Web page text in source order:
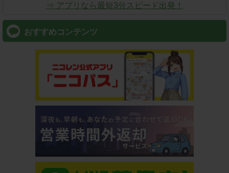
⇒ アプリなら最短3分スピード出発！
おすすめコンテンツ